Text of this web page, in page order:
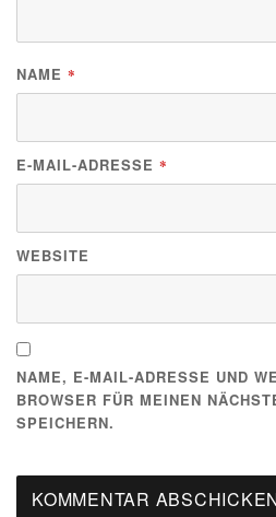
NAME *
E-MAIL-ADRESSE *
WEBSITE
NAME, E-MAIL-ADRESSE UND
BROWSER FÜR MEINEN
SPEICHERN.